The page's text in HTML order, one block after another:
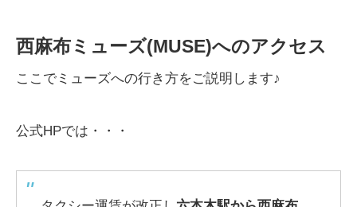
西麻布ミューズ(MUSE)へのアクセス
ここでミューズへの行き方をご説明します♪
公式HPでは・・・